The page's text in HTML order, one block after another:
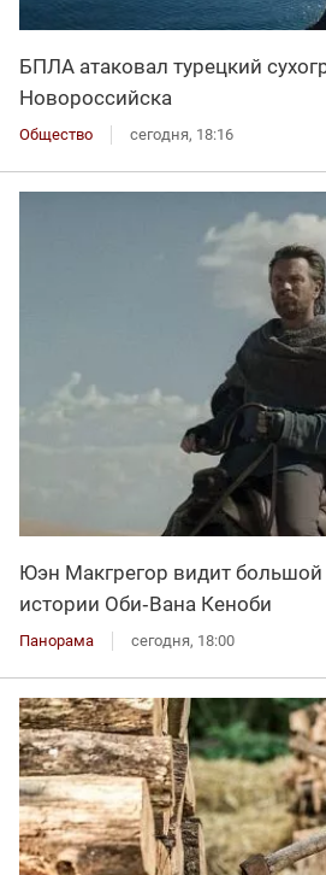
БПЛА атаковал турецкий
Новороссийска
Общество сегодня, 18:16
Юэн Макгрегор видит большой
истории Оби‑Вана Кеноби
Панорама сегодня, 18:00